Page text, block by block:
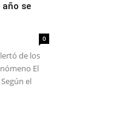
año se
0
de los
El
el